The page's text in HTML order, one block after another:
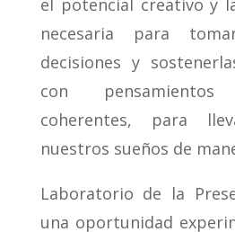
el potencial creativo y
necesaria para
decisiones y
con
coherentes, para
nuestros sueños de
Laboratorio de la
una oportunidad